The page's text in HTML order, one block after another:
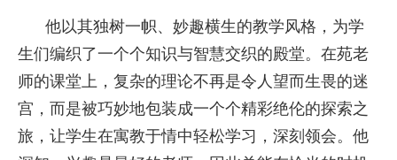
他以其独树一帜、妙趣横生的教学风格，为学
生们编织了一个个知识与智慧交织的殿堂。在苑老
师的课堂上，复杂的理论不再是令人望而生畏的迷
宫，而是被巧妙地包装成一个个精彩绝伦的探索之
旅，让学生在寓教于情中轻松学习，深刻领会。他